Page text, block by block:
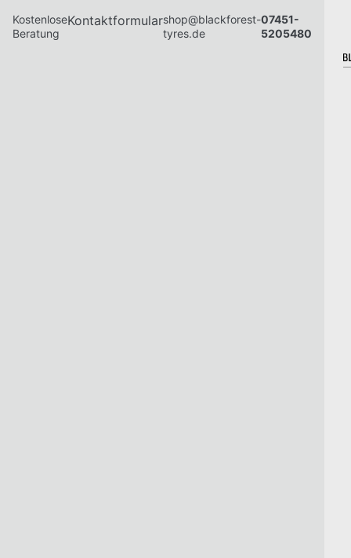
Kostenlose
Beratung
Kontaktformularshop@blackforest-
tyres.de
07451-
5205480